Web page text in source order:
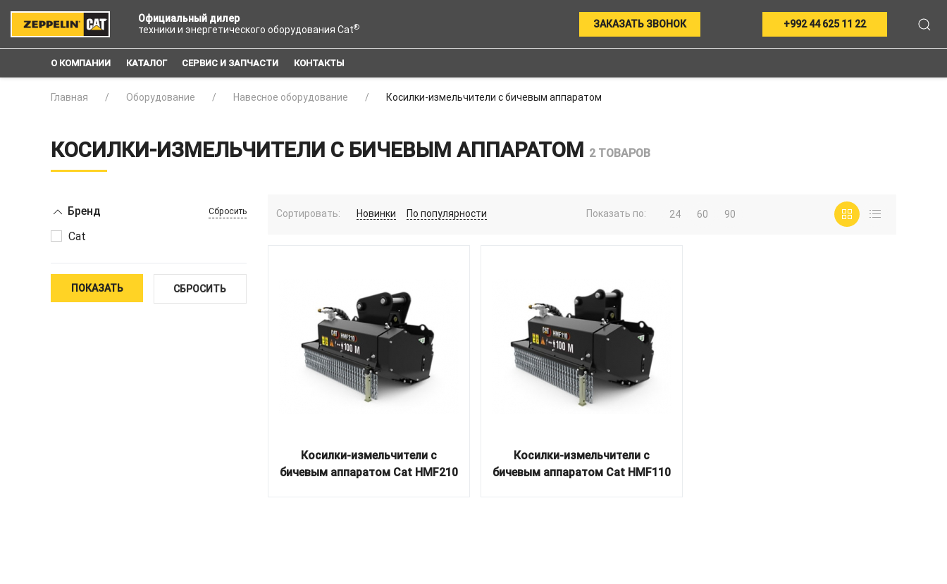
Официальный дилер
техники и энергетического оборудования Cat® ЗАКАЗАТЬ ЗВОНОК +992 44 625 11 22
О КОМПАНИИ КАТАЛОГ СЕРВИС И ЗАПЧАСТИ КОНТАКТЫ
Главная Оборудование Навесное оборудование Косилки-измельчители с бичевым аппаратом
КОСИЛКИ-ИЗМЕЛЬЧИТЕЛИ С БИЧЕВЫМ АППАРАТОМ 2 ТОВАРОВ
Бренд Сбросить
Cat
ПОКАЗАТЬ СБРОСИТЬ
Сортировать: Новинки По популярности Показать по: 24 60 90
Косилки-измельчители с
бичевым аппаратом Cat HMF210
Косилки-измельчители с
бичевым аппаратом Cat HMF110